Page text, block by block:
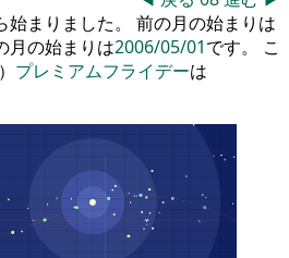
まりました。 前の月の始まりは
月の始まりは2006/05/01です。 こ
） プレミアムフライデーは